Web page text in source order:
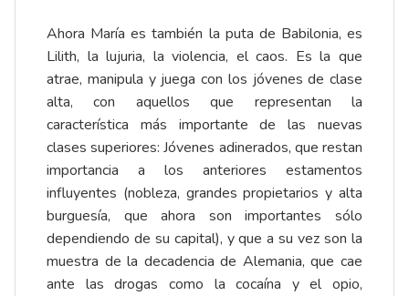
Ahora María es también la puta de Babilonia, es
Lilith, la lujuria, la violencia, el caos. Es la que
atrae, manipula y juega con los jóvenes de clase
alta, con aquellos que representan la
característica más importante de las nuevas
clases superiores: Jóvenes adinerados, que restan
importancia a los anteriores estamentos
influyentes (nobleza, grandes propietarios y alta
burguesía, que ahora son importantes sólo
dependiendo de su capital), y que a su vez son la
muestra de la decadencia de Alemania, que cae
ante las drogas como la cocaína y el opio,